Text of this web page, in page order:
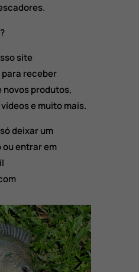
site
receber
produtos,
e muito mais.
deixar um
entrar em